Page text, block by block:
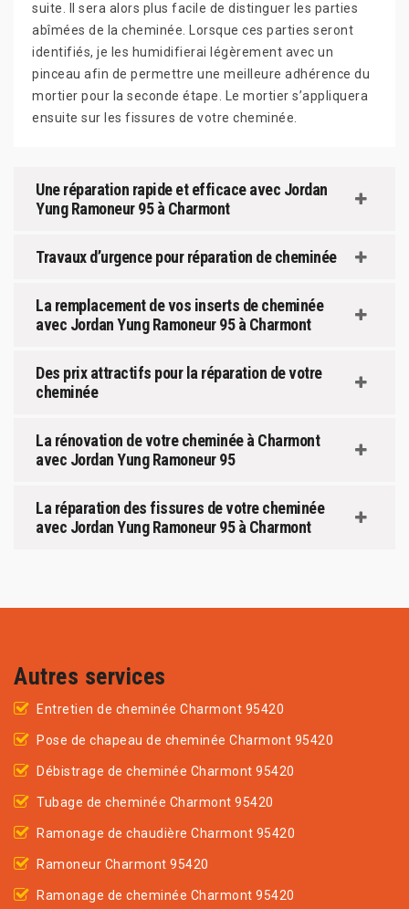
suite. Il sera alors plus facile de distinguer les parties
abîmées de la cheminée. Lorsque ces parties seront
identifiés, je les humidifierai légèrement avec un
pinceau afin de permettre une meilleure adhérence du
mortier pour la seconde étape. Le mortier s’appliquera
ensuite sur les fissures de votre cheminée.
Une réparation rapide et efficace avec Jordan
Yung Ramoneur 95 à Charmont
Travaux d’urgence pour réparation de cheminée
La remplacement de vos inserts de cheminée
avec Jordan Yung Ramoneur 95 à Charmont
Des prix attractifs pour la réparation de votre
cheminée
La rénovation de votre cheminée à Charmont
avec Jordan Yung Ramoneur 95
La réparation des fissures de votre cheminée
avec Jordan Yung Ramoneur 95 à Charmont
Autres services
Entretien de cheminée Charmont 95420
Pose de chapeau de cheminée Charmont 95420
Débistrage de cheminée Charmont 95420
Tubage de cheminée Charmont 95420
Ramonage de chaudière Charmont 95420
Ramoneur Charmont 95420
Ramonage de cheminée Charmont 95420